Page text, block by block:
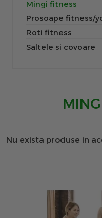
Mingi fitness
Prosoape fitness/
Roti fitness
Saltele si covoare
Nu exista produse in